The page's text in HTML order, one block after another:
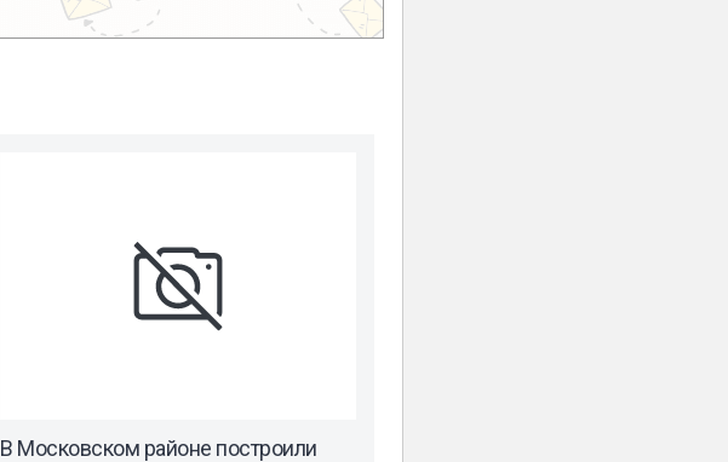
В Московском районе построили